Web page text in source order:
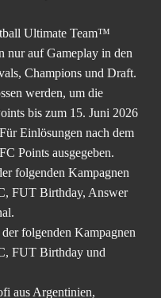
Ultimate Team™
nur auf Gameplay in den
Champions und Draft.
werden, um die
bis zum 15. Juni 2026
Einlösungen nach dem
Points ausgegeben.
folgenden Kampagnen
FUT Birthday, Answer
folgenden Kampagnen
FUT Birthday und
aus Argentinien,